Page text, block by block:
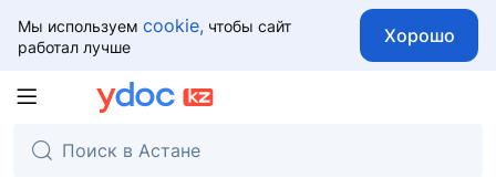
Мы используем cookie, чтобы сайт
работал лучше
Хорошо